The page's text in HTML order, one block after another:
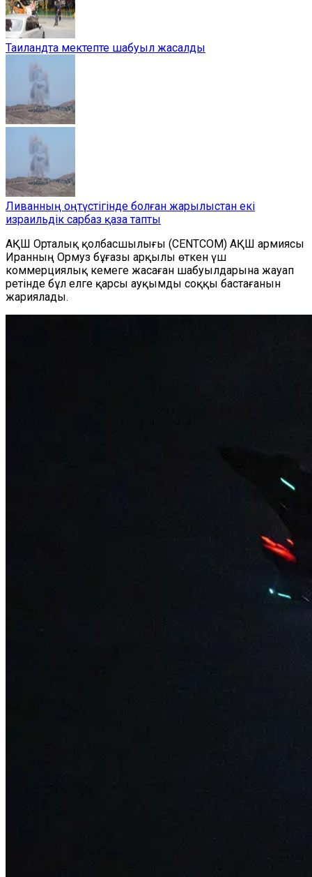
Таиландта мектепте шабуыл жасалды
Ливанның оңтүстігінде болған жарылыстан екі
израильдік сарбаз қаза тапты
АҚШ Орталық қолбасшылығы (CENTCOM) АҚШ армиясы
Иранның Ормуз бұғазы арқылы өткен үш
коммерциялық кемеге жасаған шабуылдарына жауап
ретінде бұл елге қарсы ауқымды соққы бастағанын
жариялады.